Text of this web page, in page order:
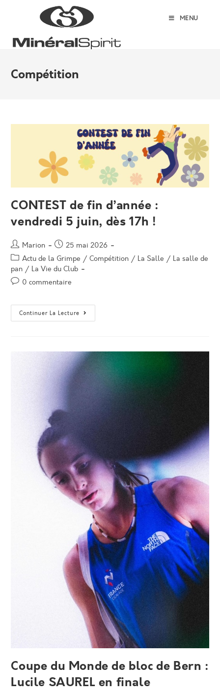
MENU
Compétition
CONTEST de fin d’année :
vendredi 5 juin, dès 17h !
Auteur/autrice
de
publication :
Marion
Post
published:
25 mai 2026
Post
category:
Actu de la Grimpe / Compétition / La Salle / La salle de
pan / La Vie du Club
Post0 commentaire
Continuer La Lecture CONTEST
De
5
Juin,
Dès
Coupe du Monde de bloc de Bern :
Lucile SAUREL en finale